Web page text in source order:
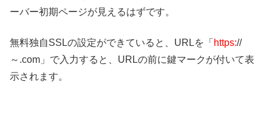
ーバー初期ページが見えるはずです。
無料独自SSLの設定ができていると、URLを「 https://
～.com」で入力すると、URLの前に鍵マークが付いて表
示されます。